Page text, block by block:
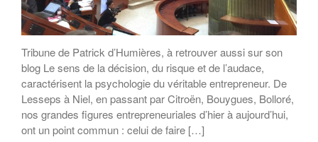
Dialogue MR21 – Stop au culte
de la performance dans
l’entreprise
Dialogue MR12 – La CS3D :
Force ou talon d’Achille des
entreprises européennes ?
Dialogues MR21 « Le spatial
au service du monde marin ? »
Tribune de Patrick d’Humières, à retrouver aussi sur son
blog Le sens de la décision, du risque et de l’audace,
caractérisent la psychologie du véritable entrepreneur. De
Lesseps à Niel, en passant par Citroën, Bouygues, Bolloré,
nos grandes figures entrepreneuriales d’hier à aujourd’hui,
ont un point commun : celui de faire […]